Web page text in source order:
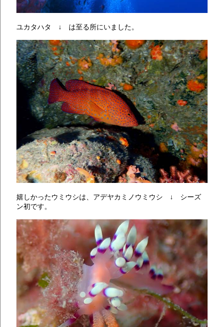
ユカタハタ ↓ は至る所にいました。
嬉しかったウミウシは、アデヤカミノウミウシ ↓ シーズ
ン初です。